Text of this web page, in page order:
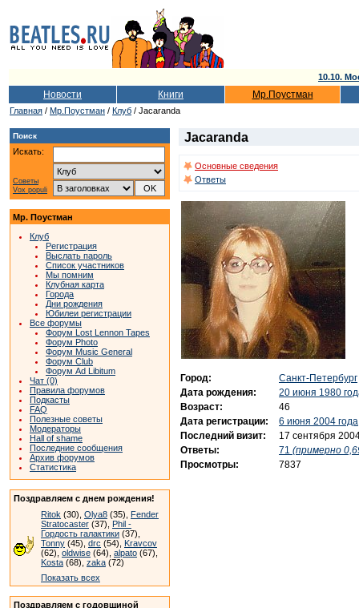
10.10.
Новости Книги Мр.Поустман
Главная / Мр.Поустман / Клуб / Jacaranda
Поиск
Искать:
Советы
Vox populi
Мр. Поустман
Клуб
Регистрация
Выслать пароль
Список участников
Мы помним
Клубная карта
Города
Дни рождения
Юбилеи регистрации
Все форумы
Форум Lost Lennon Tapes
Форум Photo
Форум Music General
Форум Club
Форум Ad Libitum
Чат (0)
Правила форумов
Подкасты
FAQ
Полезные советы
Модераторы
Hall of shame
Последние сообщения
Архив форумов
Статистика
Поздравляем с днем рождения!
Ritok (30), Olya8 (35), Fender
Stratocaster (37), Phil -
Гордость галактики (37),
Tonny (45), drc (54), Kravcov
(62), oldwise (64), alpato (67),
Kosta (68), zaka (72)
Показать всех
Поздравляем с годовщиной
Jacaranda
Основные сведения
Ответы
Город:
Санкт-Петербург
Дата рождения:
20 июня 1980
Возраст:
46
Дата регистрации:
6 июня 2004 года
Последний визит:
17 сентября
Ответы:
71 (примерно
Просмотры:
7837